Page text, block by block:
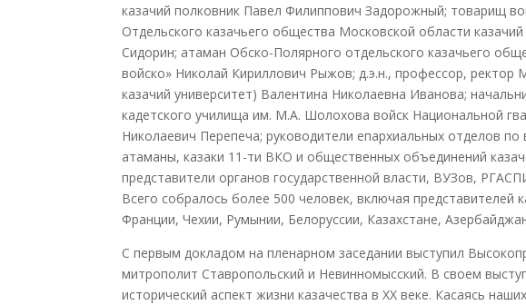
казачий полковник Павел Филиппович Задорожный; товарищ
Отдельского казачьего общества Московской области
Сидорин; атаман Обско-Полярного отдельского казачьего
войско» Николай Кириллович Рыжов; д.э.н., профессор, ректор
казачий университет) Валентина Николаевна Иванова;
кадетского училища им. М.А. Шолохова войск Национальной
Николаевич Перепеча; руководители епархиальных отделов
атаманы, казаки 11-ти ВКО и общественных объединений
представители органов государственной власти, ВУЗов,
Всего собралось более 500 человек, включая
Франции, Чехии, Румынии, Белоруссии, Казахстане,
С первым докладом на пленарном заседании выступил
митрополит Ставропольский и Невинномысский. В своем
исторический аспект жизни казачества в XX веке. Касаясь